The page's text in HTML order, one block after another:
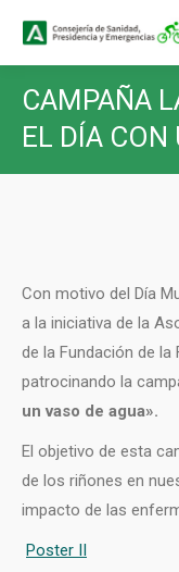
CAMPAÑA
EL DÍA CON
Con motivo del Día
a la iniciativa de la
de la Fundación de la
patrocinando la
un vaso de agua».
El objetivo de esta
de los riñones en
impacto de las
Poster II